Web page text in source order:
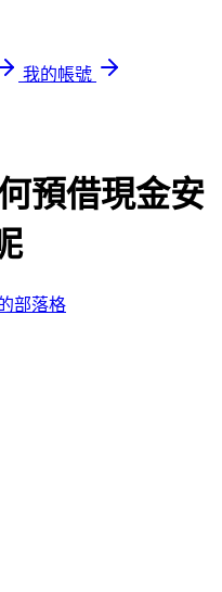
我的帳號
預借現金安
部落格